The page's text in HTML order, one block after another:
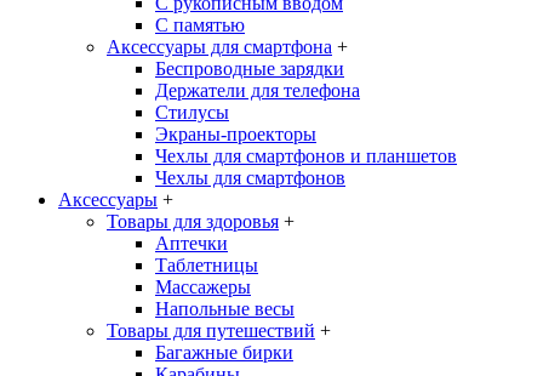
С памятью
Аксессуары для смартфона +
Беспроводные зарядки
Держатели для телефона
Стилусы
Экраны-проекторы
Чехлы для смартфонов и планшетов
Чехлы для смартфонов
Аксессуары +
Товары для здоровья +
Аптечки
Таблетницы
Массажеры
Напольные весы
Товары для путешествий +
Багажные бирки